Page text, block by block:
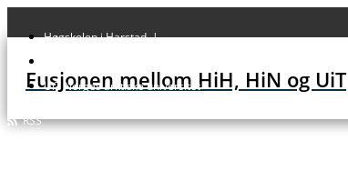
Høgskolen i Harstad |
UiT Norges arktiske universitet
RSS
Fusjonen mellom HiH, HiN og UiT